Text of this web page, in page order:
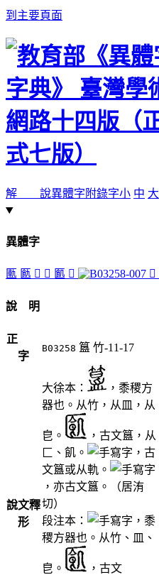
到主要頁面
解 說異體字 附錄字小 中 大
異體字
匭 㔲 󸏲 󸏶 㔳 𣌽 𣪕
說 明
正
字
B03258 簋 竹-11-17
說文釋
形
大徐本：
，黍稷方
器也。从竹，从皿，从
皀。
，古文簋，从
匚、飢。
，古
文簋或从軌。
，亦古文簋。（居洧
切）
段注本：
，黍
稷方器也。从竹、皿、
皀。
，古文